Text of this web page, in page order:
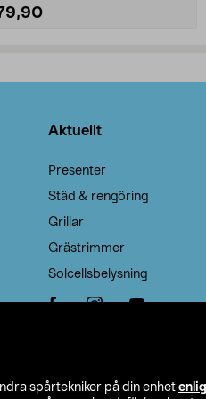
spårtekniker på din enhet
Aktuellt
Presenter
Städ & rengöring
Grillar
Grästrimmer
Solcellsbelysning